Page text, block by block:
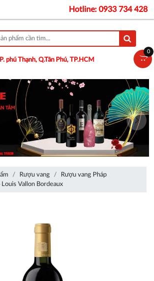
Hotline: 0933 734 428
phú Thạnh, Q.Tân Phú, TP.HCM
Rượu vang
Rượu vang Pháp
Louis Vallon Bordeaux
0